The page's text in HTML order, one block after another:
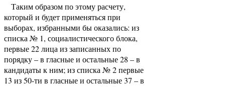
Таким образом по этому расчету,
который и будет применяться при
выборах, избранными бы оказались: из
списка № 1, социалистического блока,
первые 22 лица из записанных по
порядку – в гласные и остальные 28 – в
кандидаты к ним; из списка № 2 первые
13 из 50-ти в гласные и остальные 37 – в